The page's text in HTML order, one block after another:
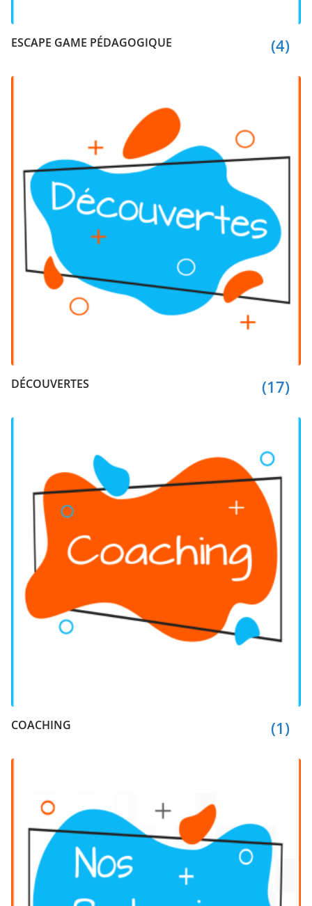
ESCAPE GAME PÉDAGOGIQUE (4)
DÉCOUVERTES (17)
COACHING (1)